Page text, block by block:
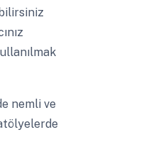
nemli ve